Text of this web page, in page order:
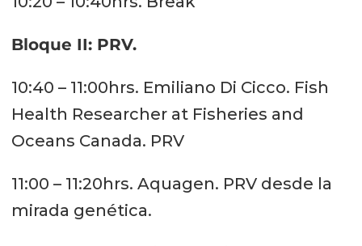
Bloque II: PRV.
10:40 – 11:00hrs. Emiliano Di Cicco. Fish
Health Researcher at Fisheries and
Oceans Canada. PRV
11:00 – 11:20hrs. Aquagen. PRV desde la
mirada genética.